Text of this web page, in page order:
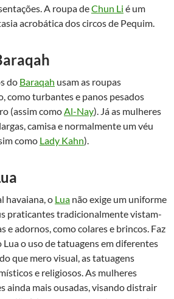
A roupa deChun Li é um
acrobática dos circos de Pequim.
do Baraqah usam as roupas
como turbantes e panos pesados
(assim como Al-Nay). Já as mulheres
camisa e normalmente um véu
como Lady Kahn).
havaiana, o Lua não exige um uniforme
praticantes tradicionalmente vistam-
e adornos, como colares e brincos. Faz
o uso de tatuagens em diferentes
que mero visual, as tatuagens
e religiosos. As mulheres
ainda mais ousadas, visando distrair